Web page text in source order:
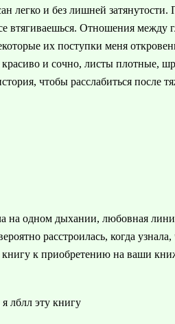
легко и без лишней
втягиваешься. Отношения
их поступки меня
и сочно, листы плотные,
чтобы расслабиться после
на одном дыхании, любовная
расстроилась, когда
книгу к приобретению на ваши
лблл эту книгу